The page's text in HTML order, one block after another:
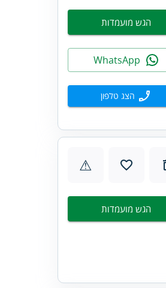
הגש מועמדות
הצג טלפון
⚠
הגש מועמדות